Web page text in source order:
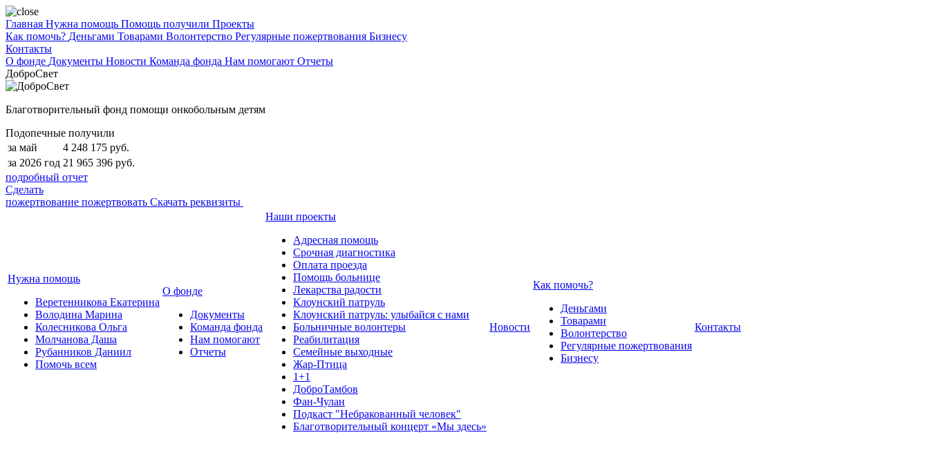
Главная Нужна помощь Помощь получили Проекты
Как помочь? Деньгами Товарами Волонтерство Регулярные пожертвования Бизнесу
Контакты
О фонде Документы Новости Команда фонда Нам помогают Отчеты
ДоброСвет
Благотворительный фонд помощи онкобольным детям
Подопечные получили
за май
4 248 175 руб.
за 2026 год 21 965 396 руб.
подробный отчет
Сделать
пожертвование пожертвовать Скачать реквизиты
Нужна помощь
Веретенникова Екатерина
Володина Марина
Колесникова Ольга
Молчанова Даша
Рубанников Даниил
Помочь всем
О фонде
Документы
Команда фонда
Нам помогают
Отчеты
Наши проекты
Адресная помощь
Срочная диагностика
Оплата проезда
Помощь больнице
Лекарства радости
Клоунский патруль
Клоунский патруль: улыбайся с нами
Больничные волонтеры
Реабилитация
Семейные выходные
Жар-Птица
1+1
ДоброТамбов
Фан-Чулан
Подкаст "Небракованный человек"
Благотворительный концерт «Мы здесь»
Новости
Как помочь?
Деньгами
Товарами
Волонтерство
Регулярные пожертвования
Бизнесу
Контакты